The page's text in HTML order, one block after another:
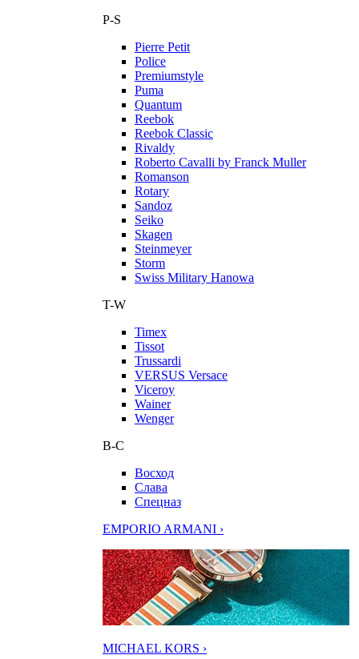
P-S
Pierre Petit
Police
Premiumstyle
Puma
Quantum
Reebok
Reebok Classic
Rivaldy
Roberto Cavalli by Franck Muller
Romanson
Rotary
Sandoz
Seiko
Skagen
Steinmeyer
Storm
Swiss Military Hanowa
T-W
Timex
Tissot
Trussardi
VERSUS Versace
Viceroy
Wainer
Wenger
В-С
Восход
Слава
Спецназ
EMPORIO ARMANI ›
MICHAEL KORS ›